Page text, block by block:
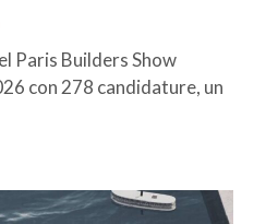
Paris Builders Show
con 278 candidature, un